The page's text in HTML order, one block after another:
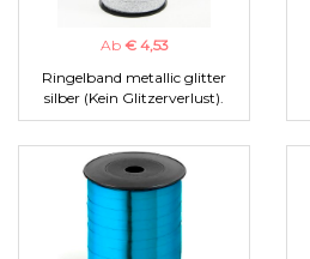
Ab € 4,53
Ringelband metallic glitter
silber (Kein Glitzerverlust).